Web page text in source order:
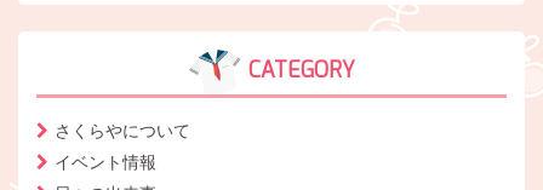
CATEGORY
さくらやについて
イベント情報